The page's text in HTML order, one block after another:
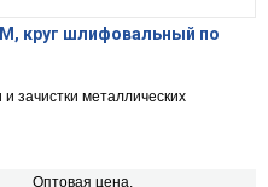
круг шлифовальный по
металлических
Оптовая цена,